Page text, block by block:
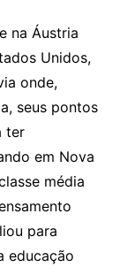
na Áustria
Unidos,
onde,
seus pontos
ter
em Nova
média
para
educação